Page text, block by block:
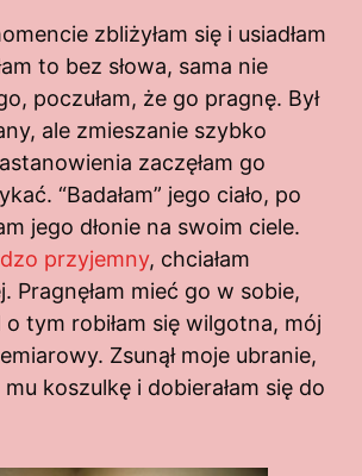
zbliżyłam się i usiadłam
to bez słowa, sama nie
poczułam, że go pragnę. Był
ale zmieszanie szybko
zaczęłam go
“Badałam” jego ciało, po
jego dłonie na swoim ciele.
przyjemny, chciałam
Pragnęłam mieć go w sobie,
o tym robiłam się wilgotna, mój
Zsunął moje ubranie,
mu koszulkę i dobierałam się do